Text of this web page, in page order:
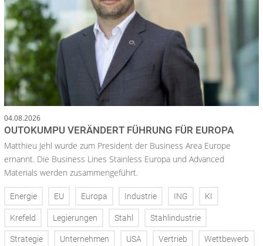
04.08.2026
OUTOKUMPU VERÄNDERT FÜHRUNG FÜR EUROPA
Matthieu Jehl wurde zum President der Business Area Europe
ernannt. Die Business Lines Stainless Europa und Advanced
Materials werden zusammengeführt.
Energie EU Europa Industrie ING KI
Krefeld Legierungen Stahl Stahlindustrie
Strategie Unternehmen USA Vertrieb Wettbewerb